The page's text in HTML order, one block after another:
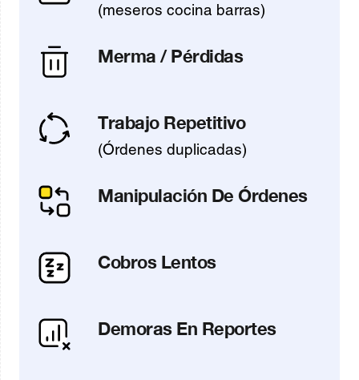
(meseros cocina barras)
Merma / Pérdidas
Trabajo Repetitivo
(Órdenes duplicadas)
Manipulación De Órdenes
Cobros Lentos
Demoras En Reportes